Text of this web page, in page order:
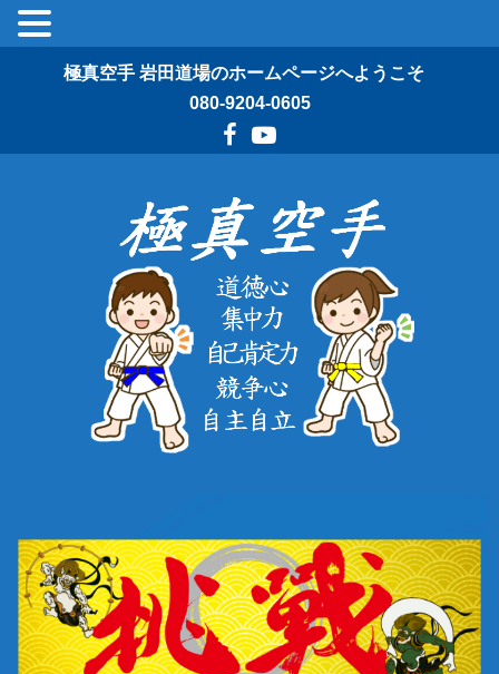
極真空手 岩田道場のホームページへようこそ
080-9204-0605